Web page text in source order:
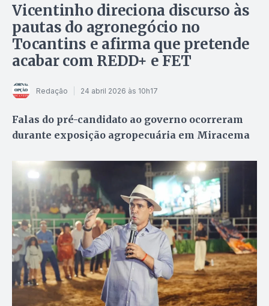
Vicentinho direciona discurso às
pautas do agronegócio no
Tocantins e afirma que pretende
acabar com REDD+ e FET
Redação 24 abril 2026 às 10h17
Falas do pré-candidato ao governo ocorreram
durante exposição agropecuária em Miracema